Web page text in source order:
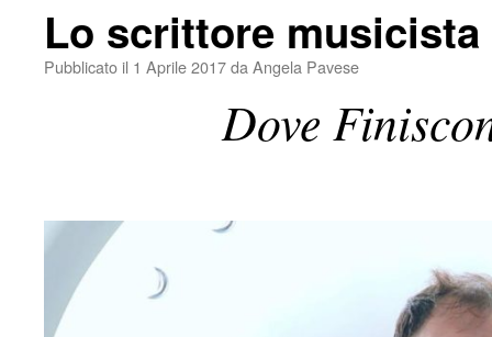
Lo scrittore musicista
Pubblicato il 1 Aprile 2017da Angela Pavese
Dove